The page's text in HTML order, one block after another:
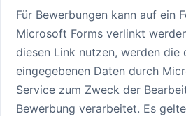
Für Bewerbungen kann auf ein
Microsoft Forms verlinkt
diesen Link nutzen, werden die
eingegebenen Daten durch
Service zum Zweck der
Bewerbung verarbeitet. Es